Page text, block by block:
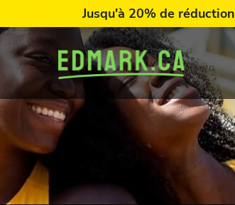
Jusqu'à 20% de réduction